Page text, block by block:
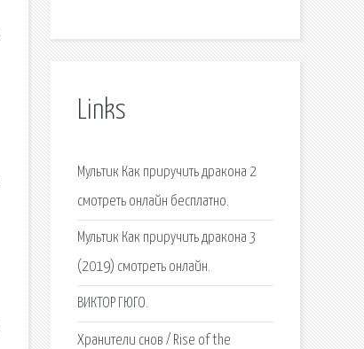
Links
Мультик Как приручить дракона 2
смотреть онлайн бесплатно.
Мультик Как приручить дракона 3
(2019) смотреть онлайн.
ВИКТОР ГЮГО.
Хранители снов / Rise of the